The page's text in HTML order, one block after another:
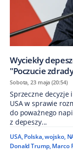
Wyciekły
"Poczucie
Sobota, 23 maja (20:54)
Sprzeczne
USA w sprawie
do poważnego
z depeszy...
USA, Polska,wojsko,
Donald Trump, Marco